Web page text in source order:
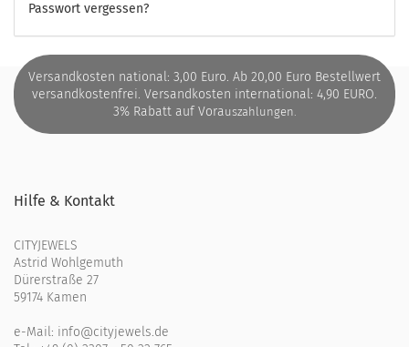
Passwort vergessen?
Versandkosten national: 3,00 Euro. Ab 20,00 Euro Bestellwert
versandkostenfrei. Versandkosten international: 4,90 EURO.
3% Rabatt auf Vorauszahlungen.
Hilfe & Kontakt
CITYJEWELS
Astrid Wohlgemuth
Dürerstraße 27
59174 Kamen
e-Mail: info@cityjewels.de